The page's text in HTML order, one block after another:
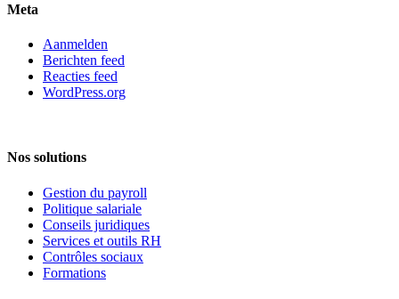
Meta
Aanmelden
Berichten feed
Reacties feed
WordPress.org
Nos solutions
Gestion du payroll
Politique salariale
Conseils juridiques
Services et outils RH
Contrôles sociaux
Formations